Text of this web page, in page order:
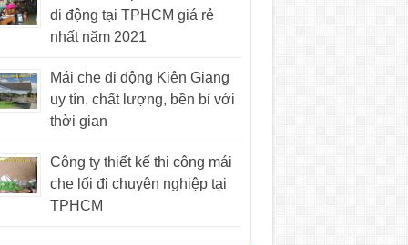
di động tại TPHCM giá rẻ
nhất năm 2021
Mái che di động Kiên Giang
uy tín, chất lượng, bền bỉ với
thời gian
Công ty thiết kế thi công mái
che lối đi chuyên nghiệp tại
TPHCM